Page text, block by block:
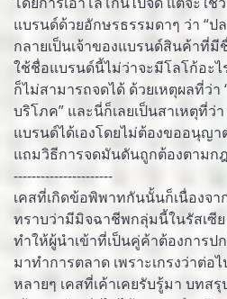
แบรนด์ด้วยอักษรธรรมดาๆ ว่า “ป
กลายเป็นเจ้าของแบรนด์สินค้าที่มี
ใช้ชื่อแบรนด์นี้ไม่ว่าจะมีโลโก้อะ
ก็ไม่สามารถจดได้ ด้วยเหตุผลที่ว่
บริโภค” และนี่ก็เลยเป็นสาเหตุที่
แบรนด์ได้เองโดยไม่ต้องขออนุญา
แถมวิธีการจดมันดันถูกต้องตามก
----------------------
เคสที่เกิดข้อพิพาทกันนั้นก็เนื่องจา
ทราบว่ามีมิจฉาชีพกลุ่มนี้ในรัสเซี
ทำให้ผู้นำเข้าที่เป็นคู่ค้าต้องการป
มาทำการตลาด เพราะเกรงว่าต่อ
หลายๆ เคสที่เค้าเคยรับรู้มา บทส